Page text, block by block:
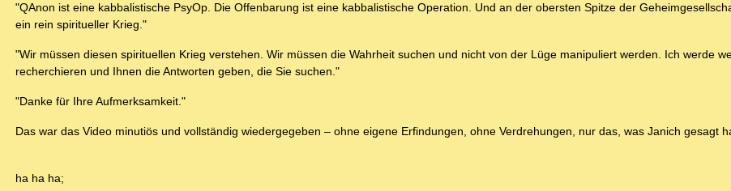
"QAnon ist eine kabbalistische PsyOp. Die Offenbarung ist eine kabbalistische Operation. Und an der obersten Spitze der
ein rein spiritueller Krieg."
"Wir müssen diesen spirituellen Krieg verstehen. Wir müssen die Wahrheit suchen und nicht von der Lüge manipuliert werden. Ich werde
recherchieren und Ihnen die Antworten geben, die Sie suchen."
"Danke für Ihre Aufmerksamkeit."
Das war das Video minutiös und vollständig wiedergegeben – ohne eigene Erfindungen, ohne Verdrehungen, nur das, was Janich gesagt
ha ha ha;